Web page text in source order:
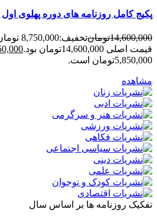
پکیج کامل روزنامه های دوره پهلوی اول
14,600,000تومانتخفیف:8,750,000 تومان
قیمت اصلی 14,600,000تومان بود.
5,850,000تومان است.
مشاهده
تفکیک روزنامه ها بر اساس سال